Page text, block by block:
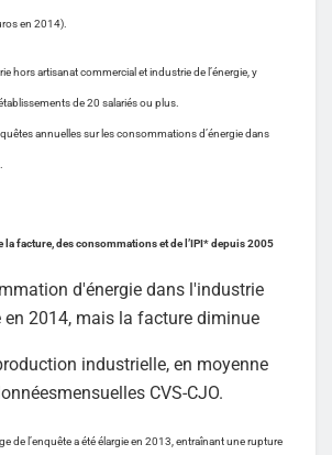
en 2014).
hors artisanat commercial et industrie de l’énergie, y
de 20 salariés ou plus.
annuelles sur les consommations d’énergie dans
la facture, des consommations et de l’IPI* depuis 2005
industrielle, en moyenne
CVS-CJO.
de l’enquête a été élargie en 2013, entraînant une rupture